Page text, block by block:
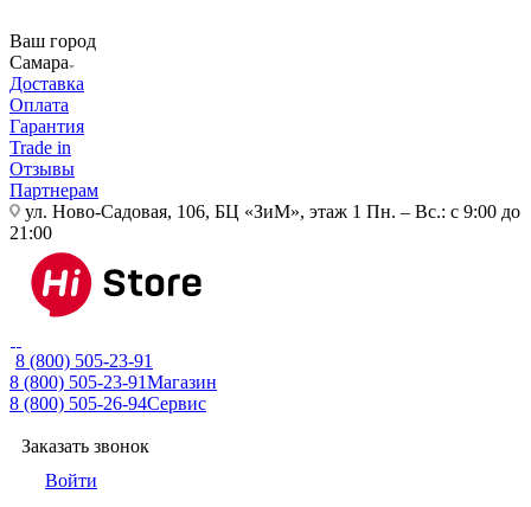
Ваш город
Самара
Доставка
Оплата
Гарантия
Trade in
Отзывы
Партнерам
ул. Ново-Садовая, 106, БЦ «ЗиМ», этаж 1 Пн. – Вс.: с 9:00 до
21:00
8 (800) 505-23-91
8 (800) 505-23-91Магазин
8 (800) 505-26-94Сервис
Заказать звонок
Войти